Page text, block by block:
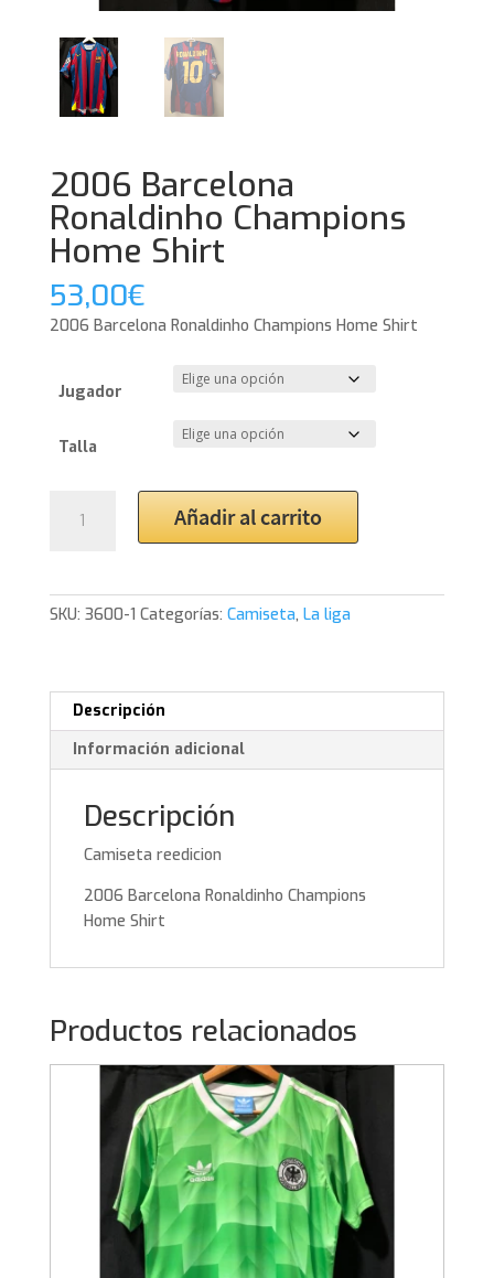
2006 Barcelona
Ronaldinho Champions
Home Shirt
53,00€
2006 Barcelona Ronaldinho Champions Home Shirt
Jugador
Talla
Barcelona
Home
Añadir al carrito
SKU: 3600-1 Categorías: Camiseta, La liga
Descripción
Información adicional
Descripción
Camiseta reedicion
2006 Barcelona Ronaldinho Champions
Home Shirt
Productos relacionados